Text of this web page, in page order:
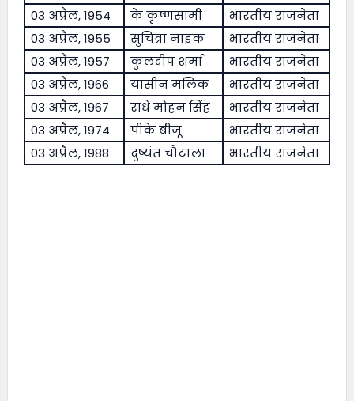
03 अप्रैल, 1954 के कृष्णसामी
भारतीय राजनेता
03 अप्रैल, 1955
सुचित्रा नाइक
भारतीय राजनेता
03 अप्रैल, 1957
कुलदीप शर्मा
भारतीय राजनेता
03 अप्रैल, 1966
यासीन मलिक
भारतीय राजनेता
03 अप्रैल, 1967
राधे मोहन सिंह
भारतीय राजनेता
03 अप्रैल, 1974
पीके बीजू
भारतीय राजनेता
03 अप्रैल, 1988
दुष्यंत चौटाला भारतीय राजनेता